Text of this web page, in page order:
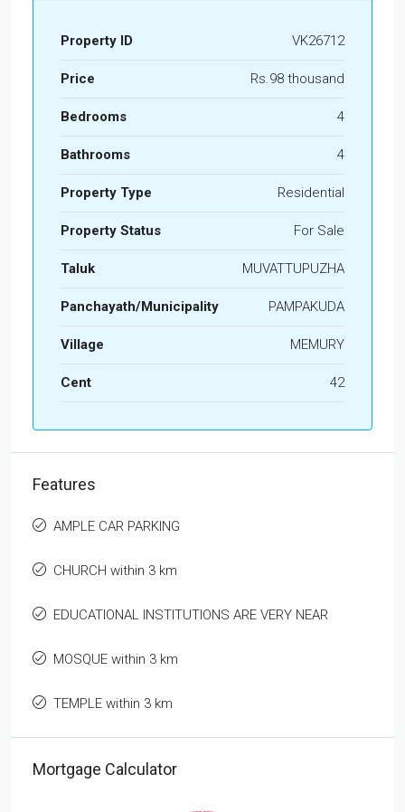
Property ID VK26712
Price Rs.98 thousand
Bedrooms 4
Bathrooms 4
Property Type Residential
Property Status For Sale
Taluk MUVATTUPUZHA
Panchayath/Municipality PAMPAKUDA
Village MEMURY
Cent 42
Features
AMPLE CAR PARKING
CHURCH within 3 km
EDUCATIONAL INSTITUTIONS ARE VERY NEAR
MOSQUE within 3 km
TEMPLE within 3 km
Mortgage Calculator